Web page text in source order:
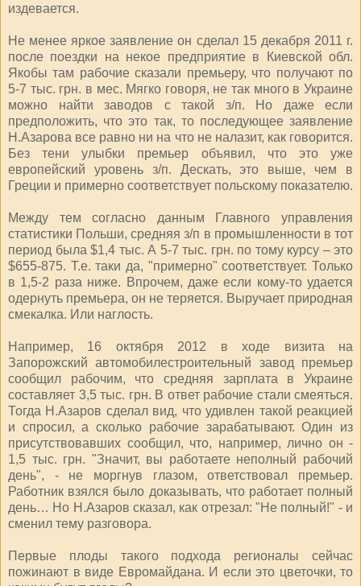
издевается.
Не менее яркое заявление он сделал 15 декабря 2011 г.
после поездки на некое предприятие в Киевской обл.
Якобы там рабочие сказали премьеру, что получают по
5-7 тыс. грн. в мес. Мягко говоря, не так много в Украине
можно найти заводов с такой з/п. Но даже если
предположить, что это так, то последующее заявление
Н.Азарова все равно ни на что не налазит, как говорится.
Без тени улыбки премьер объявил, что это уже
европейский уровень з/п. Дескать, это выше, чем в
Греции и примерно соответствует польскому показателю.
Между тем согласно данным Главного управления
статистики Польши, средняя з/п в промышленности в тот
период была $1,4 тыс. А 5-7 тыс. грн. по тому курсу – это
$655-875. Т.е. таки да, "примерно" соответствует. Только
в 1,5-2 раза ниже. Впрочем, даже если кому-то удается
одернуть премьера, он не теряется. Выручает природная
смекалка. Или наглость.
Например, 16 октября 2012 в ходе визита на
Запорожский автомобилестроительный завод премьер
сообщил рабочим, что средняя зарплата в Украине
составляет 3,5 тыс. грн. В ответ рабочие стали смеяться.
Тогда Н.Азаров сделал вид, что удивлен такой реакцией
и спросил, а сколько рабочие зарабатывают. Один из
присутствовавших сообщил, что, например, лично он -
1,5 тыс. грн. "Значит, вы работаете неполный рабочий
день", - не моргнув глазом, ответствовал премьер.
Работник взялся было доказывать, что работает полный
день… Но Н.Азаров сказал, как отрезал: "Не полный!" - и
сменил тему разговора.
Первые плоды такого подхода регионалы сейчас
пожинают в виде Евромайдана. И если это цветочки, то